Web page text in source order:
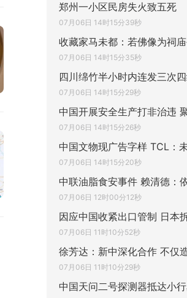
郑州一小区民房失火致五死
07月06日 14时15分39秒
收藏家马未都：若佛像为祠
07月06日 14时15分35秒
四川绵竹半小时内连发三次
07月06日 14时15分29秒
中国开展安全生产打非治违
07月06日 14时15分26秒
07月06日 14时15分20秒
中联油脂食安事件 赖清德：
07月06日 12时00分12秒
因应中国收紧出口管制 日本
07月06日 11时10分52秒
徐芳达：新中深化合作 不仅
07月06日 11时10分29秒
中国天问二号探测器抵达小